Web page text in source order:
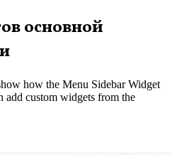
основной
how the Menu Sidebar Widget
add custom widgets from the